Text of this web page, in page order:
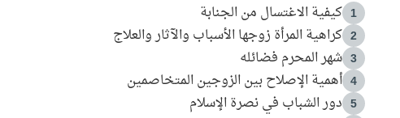
1 كيفية الاغتسال من الجنابة
2 كراهية المرأة زوجها الأسباب والآثار والعلاج
3 شهر المحرم فضائله
4 أهمية الإصلاح بين الزوجين المتخاصمين
5 دور الشباب في نصرة الإسلام